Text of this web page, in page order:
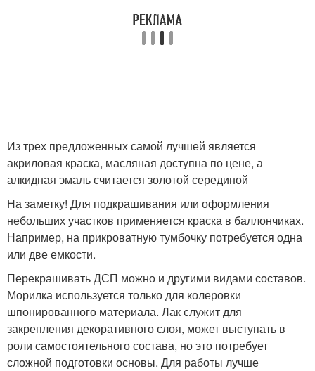
Из трех предложенных самой лучшей является
акриловая краска, масляная доступна по цене, а
алкидная эмаль считается золотой серединой
На заметку! Для подкрашивания или оформления
небольших участков применяется краска в баллончиках.
Например, на прикроватную тумбочку потребуется одна
или две емкости.
Перекрашивать ДСП можно и другими видами составов.
Морилка используется только для колеровки
шпонированного материала. Лак служит для
закрепления декоративного слоя, может выступать в
роли самостоятельного состава, но это потребует
сложной подготовки основы. Для работы лучше